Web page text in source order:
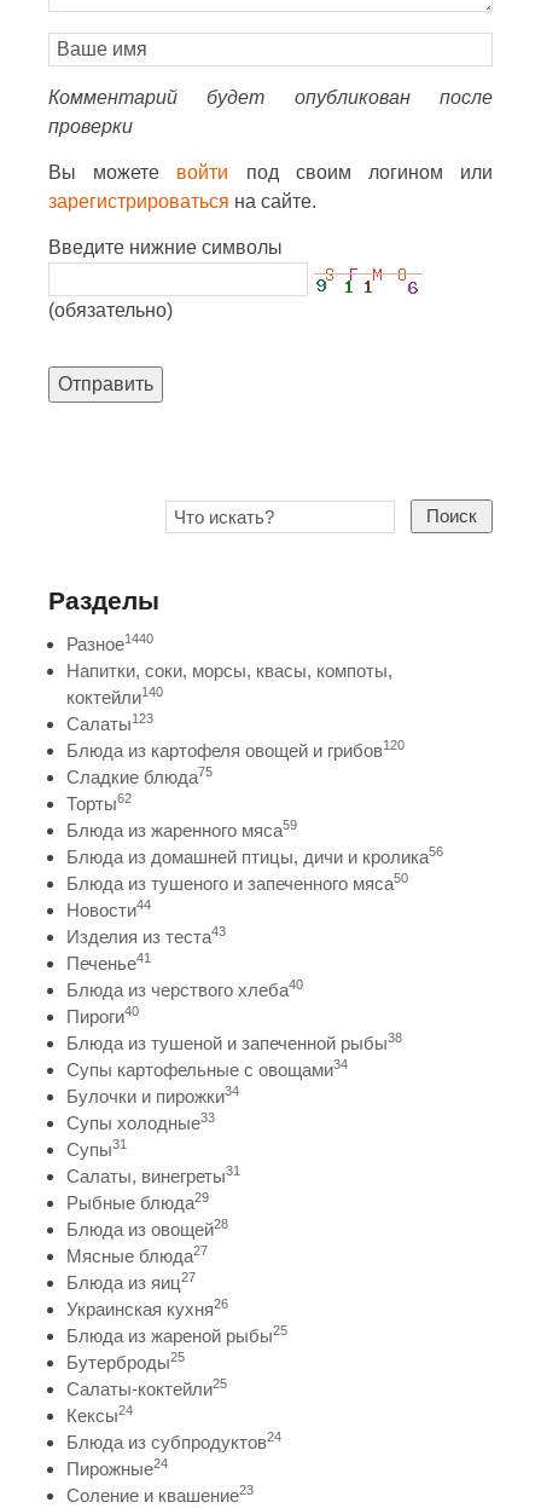
Комментарий будет опубликован после
проверки
Вы можете войти под своим логином или
зарегистрироваться на сайте.
Введите нижние символы
(обязательно)
Отправить
Поиск
Разделы
Разное1440
Напитки, соки, морсы, квасы, компоты,
коктейли140
Салаты123
Блюда из картофеля овощей и грибов120
Сладкие блюда75
Торты62
Блюда из жаренного мяса59
Блюда из домашней птицы, дичи и кролика56
Блюда из тушеного и запеченного мяса50
Новости44
Изделия из теста43
Печенье41
Блюда из черствого хлеба40
Пироги40
Блюда из тушеной и запеченной рыбы38
Супы картофельные с овощами34
Булочки и пирожки34
Супы холодные33
Супы31
Салаты, винегреты31
Рыбные блюда29
Блюда из овощей28
Мясные блюда27
Блюда из яиц27
Украинская кухня26
Блюда из жареной рыбы25
Бутерброды25
Салаты-коктейли25
Кексы24
Блюда из субпродуктов24
Пирожные24
Соление и квашение23